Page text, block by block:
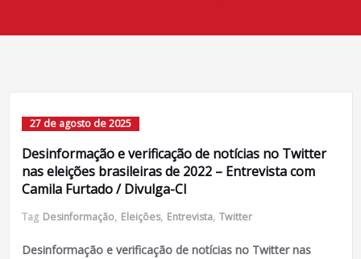
27 de agosto de 2025
Desinformação e verificação de notícias no Twitter
nas eleições brasileiras de 2022 – Entrevista com
Camila Furtado / Divulga-CI
Tag Desinformação, Eleições, Entrevista, Twitter
Desinformação e verificação de notícias no Twitter nas